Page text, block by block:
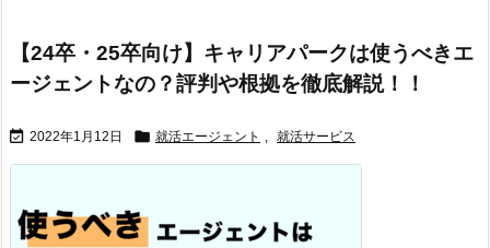
【24卒・25卒向け】キャリアパークは使うべきエ
ージェントなの？評判や根拠を徹底解説！！
 2022年1月12日  就活エージェント , 就活サービス